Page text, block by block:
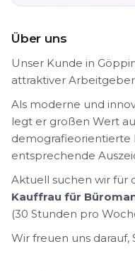
Über uns
Unser Kunde in
attraktiver
Als moderne und
legt er großen Wert
demografieorientierte
entsprechende
Aktuell suchen wir für
Kauffrau für
(30 Stunden pro
Wir freuen uns darauf,